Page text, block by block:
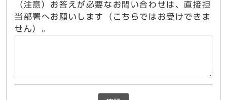
（注意）お答えが必要なお問い合わせは、直接担
当部署へお願いします（こちらではお受けできま
せん）。